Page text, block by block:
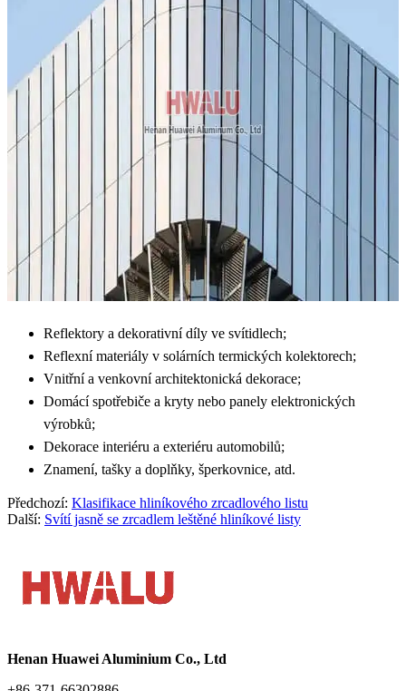
Reflektory a dekorativní díly ve svítidlech;
Reflexní materiály v solárních termických kolektorech;
Vnitřní a venkovní architektonická dekorace;
Domácí spotřebiče a kryty nebo panely elektronických
výrobků;
Dekorace interiéru a exteriéru automobilů;
Znamení, tašky a doplňky, šperkovnice, atd.
Předchozí: Klasifikace hliníkového zrcadlového listu
Další: Svítí jasně se zrcadlem leštěné hliníkové listy
Henan Huawei Aluminium Co., Ltd